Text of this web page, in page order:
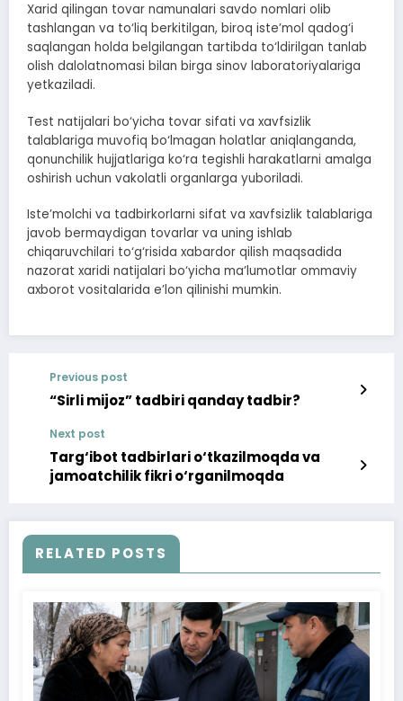
Xarid qilingan tovar namunalari savdo nomlari olib
tashlangan va to‘liq berkitilgan, biroq iste’mol qadog‘i
saqlangan holda belgilangan tartibda to‘ldirilgan tanlab
olish dalolatnomasi bilan birga sinov laboratoriyalariga
yetkaziladi.
Test natijalari bo‘yicha tovar sifati va xavfsizlik
talablariga muvofiq bo‘lmagan holatlar aniqlanganda,
qonunchilik hujjatlariga ko‘ra tegishli harakatlarni amalga
oshirish uchun vakolatli organlarga yuboriladi.
Iste’molchi va tadbirkorlarni sifat va xavfsizlik talablariga
javob bermaydigan tovarlar va uning ishlab
chiqaruvchilari to‘g‘risida xabardor qilish maqsadida
nazorat xaridi natijalari bo‘yicha ma’lumotlar ommaviy
axborot vositalarida e’lon qilinishi mumkin.
Previous post
“Sirli mijoz” tadbiri qanday tadbir?
Next post
Targ‘ibot tadbirlari o‘tkazilmoqda va
jamoatchilik fikri o‘rganilmoqda
RELATED POSTS